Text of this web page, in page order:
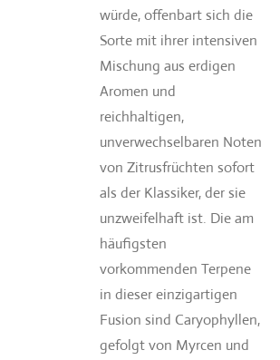
würde, offenbart sich die
Sorte mit ihrer intensiven
Mischung aus erdigen
Aromen und
reichhaltigen,
unverwechselbaren Noten
von Zitrusfrüchten sofort
als der Klassiker, der sie
unzweifelhaft ist. Die am
häufigsten
vorkommenden Terpene
in dieser einzigartigen
Fusion sind Caryophyllen,
gefolgt von Myrcen und